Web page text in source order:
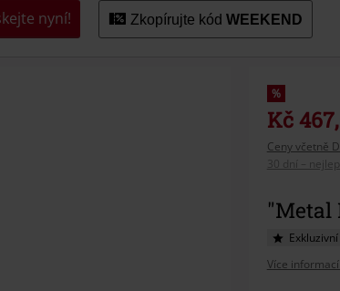
hráče,
Alternativní
nyní! Zkopírujte kód WEEKEND
%
Kč
Ceny včetně
30 dní –
"Metal
Exkluzivní
Více